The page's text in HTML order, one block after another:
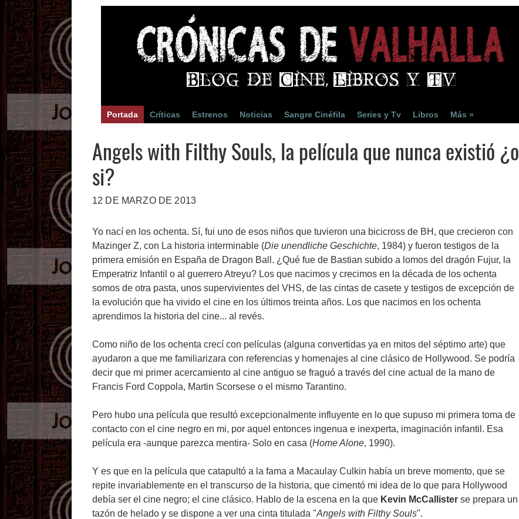
Portada Críticas Estrenos Noticias Sangre Cinéfila Series y Tv Libros Más »
Angels with Filthy Souls, la película que nunca existió ¿o
si?
12 DE MARZO DE 2013
Yo nací en los ochenta. Sí, fui uno de esos niños que tuvieron una bicicross de BH, que crecieron con
Mazinger Z, con La historia interminable (Die unendliche Geschichte, 1984) y fueron testigos de la
primera emisión en España de Dragon Ball. ¿Qué fue de Bastian subido a lomos del dragón Fujur, la
Emperatriz Infantil o al guerrero Atreyu? Los que nacimos y crecimos en la década de los ochenta
somos de otra pasta, unos supervivientes del VHS, de las cintas de casete y testigos de excepción de
la evolución que ha vivido el cine en los últimos treinta años. Los que nacimos en los ochenta
aprendimos la historia del cine... al revés.
Como niño de los ochenta crecí con películas (alguna convertidas ya en mitos del séptimo arte) que
ayudaron a que me familiarizara con referencias y homenajes al cine clásico de Hollywood. Se podría
decir que mi primer acercamiento al cine antiguo se fraguó a través del cine actual de la mano de
Francis Ford Coppola, Martin Scorsese o el mismo Tarantino.
Pero hubo una película que resultó excepcionalmente influyente en lo que supuso mi primera toma de
contacto con el cine negro en mi, por aquel entonces ingenua e inexperta, imaginación infantil. Esa
película era -aunque parezca mentira- Solo en casa (Home Alone, 1990).
Y es que en la película que catapultó a la fama a Macaulay Culkin había un breve momento, que se
repite invariablemente en el transcurso de la historia, que cimentó mi idea de lo que para Hollywood
debía ser el cine negro; el cine clásico. Hablo de la escena en la que Kevin McCallister se prepara un
tazón de helado y se dispone a ver una cinta titulada "Angels with Filthy Souls".